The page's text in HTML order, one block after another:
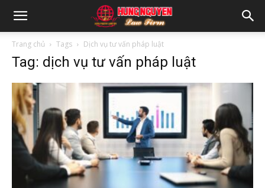
Trang chủ Tags Dịch vụ tư vấn pháp luật
Tag: dịch vụ tư vấn pháp luật